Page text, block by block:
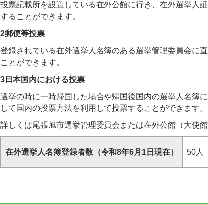
投票記載所を設置している在外公館に行き、在外選挙人
することができます。
2郵便等投票
登録されている在外選挙人名簿のある選挙管理委員会に
ことができます。
3日本国内における投票
選挙の時に一時帰国した場合や帰国後国内の選挙人名簿
して国内の投票方法を利用して投票することができます。
詳しくは尾張旭市選挙管理委員会または在外公館（大使
在外選挙人名簿登録者数（令和8年6月1日現在） 50人